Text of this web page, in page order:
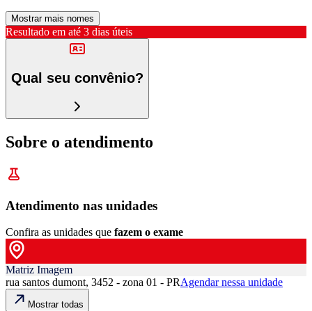
Mostrar mais nomes
Resultado em até 3 dias úteis
Qual seu convênio?
Sobre o atendimento
Atendimento nas unidades
Confira as unidades que fazem o exame
Matriz Imagem
rua santos dumont, 3452 - zona 01 - PRAgendar nessa unidade
Mostrar todas